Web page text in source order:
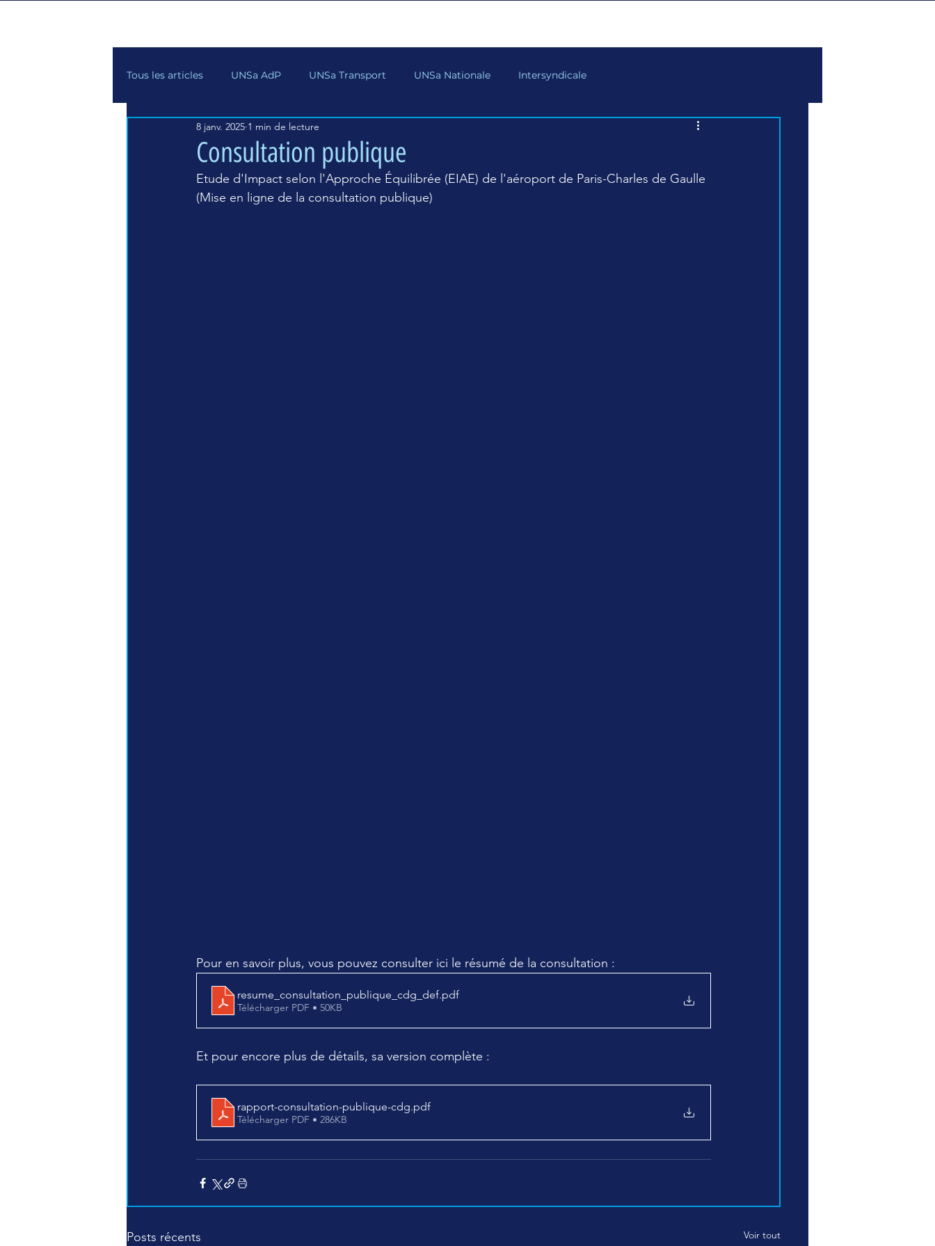
Tous les articles UNSa AdP UNSa Transport UNSa Nationale Intersyndicale
Consultation publique
8 janv. 2025 1 min de lecture
Etude d'Impact selon l'Approche Équilibrée (EIAE) de l'aéroport de Paris-Charles de Gaulle
(Mise en ligne de la consultation publique)
Pour en savoir plus, vous pouvez consulter ici le résumé de la consultation :
resume_consultation_publique_cdg_def.pdf
Télécharger PDF • 50KB
Et pour encore plus de détails, sa version complète :
rapport-consultation-publique-cdg.pdf
Télécharger PDF • 286KB
Posts récents Voir tout